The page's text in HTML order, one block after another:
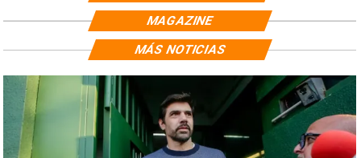
MAGAZINE
MÁS NOTICIAS